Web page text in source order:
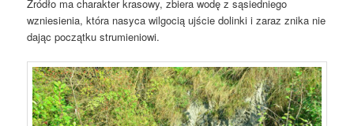
Źródło ma charakter krasowy, zbiera wodę z sąsiedniego
wzniesienia, która nasyca wilgocią ujście dolinki i zaraz znika nie
dając początku strumieniowi.